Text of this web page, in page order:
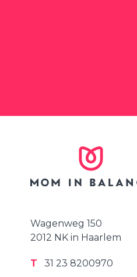
Wagenweg 150
2012 NK in Haarlem
T 31 23 8200970